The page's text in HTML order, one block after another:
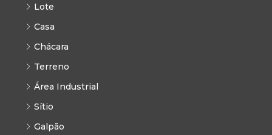
Lote
Casa
Chácara
Terreno
Área Industrial
Sítio
Galpão